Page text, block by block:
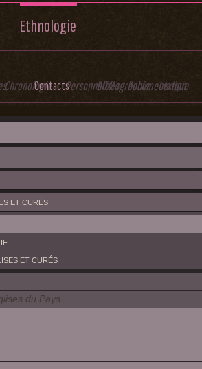
Ethnologie
ChronologieContactsPersonnalitésBibliographieDocumentation
Lexique
ET CURÉS
ET CURÉS
du Pays